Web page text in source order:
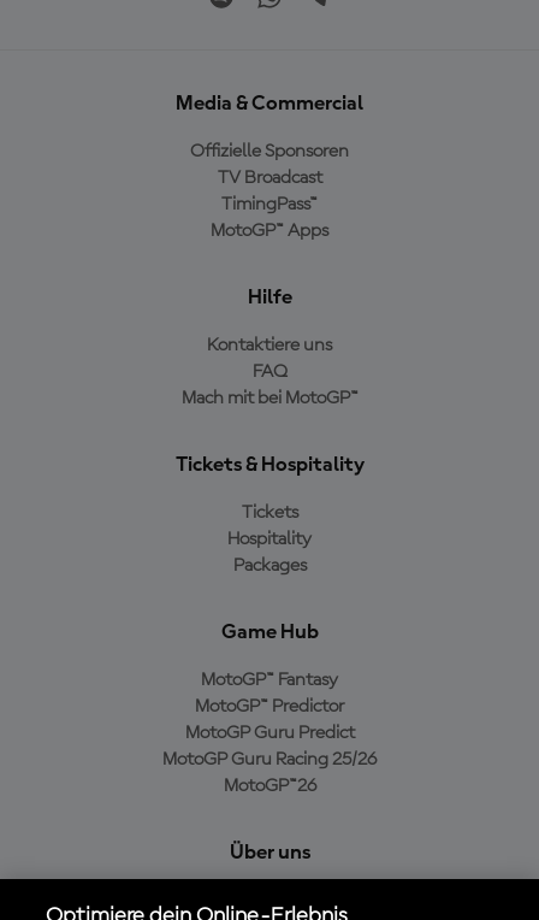
Media & Commercial
Offizielle Sponsoren
TV Broadcast
TimingPass™
MotoGP™ Apps
Hilfe
Kontaktiere uns
FAQ
Mach mit bei MotoGP™
Tickets & Hospitality
Tickets
Hospitality
Packages
Game Hub
MotoGP™ Fantasy
MotoGP™ Predictor
MotoGP Guru Predict
MotoGP Guru Racing 25/26
MotoGP™26
Über uns